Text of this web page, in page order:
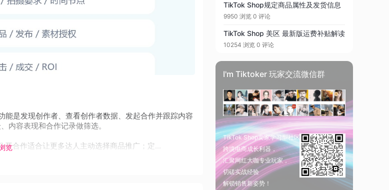
是发现创作者、查看创作者数据、发起合作并跟踪内容
内容表现和合作记录做筛选。
合作适合让更多达人主动选择商品推广；定...
览
TikTok Shop规定商品属性及发货信息
9950 浏览 0 评论
TikTok Shop 美区 最新版运费补贴解读
10254 浏览 0 评论
I'm Tiktoker 玩家交流微信群
TikTok Shop卖家学习型社区
跨境电商成长利器，
汇聚网红大咖专业玩家，
切磋实战经验
解锁销售新姿势！